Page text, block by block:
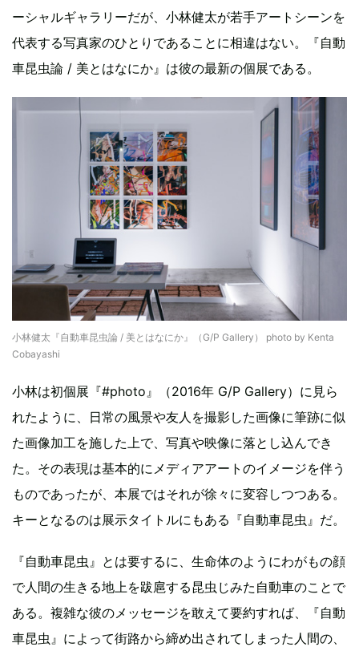
ーシャルギャラリーだが、小林健太が若手アートシーンを
代表する写真家のひとりであることに相違はない。『自動
車昆虫論 / 美とはなにか』は彼の最新の個展である。
小林健太『自動車昆虫論 / 美とはなにか』（G/P Gallery） photo by Kenta
Cobayashi
小林は初個展『#photo』（2016年 G/P Gallery）に見ら
れたように、日常の風景や友人を撮影した画像に筆跡に似
た画像加工を施した上で、写真や映像に落とし込んでき
た。その表現は基本的にメディアアートのイメージを伴う
ものであったが、本展ではそれが徐々に変容しつつある。
キーとなるのは展示タイトルにもある『自動車昆虫』だ。
『自動車昆虫』とは要するに、生命体のようにわがもの顔
で人間の生きる地上を跋扈する昆虫じみた自動車のことで
ある。複雑な彼のメッセージを敢えて要約すれば、『自動
車昆虫』によって街路から締め出されてしまった人間の、